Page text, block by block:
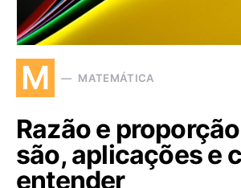
M MATEMÁTICA
Razão e
são, aplicações e
entender